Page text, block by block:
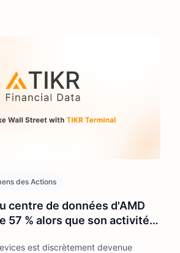
des Actions
centre de données d'AMD
57 % alors que son activité
est discrètement devenue